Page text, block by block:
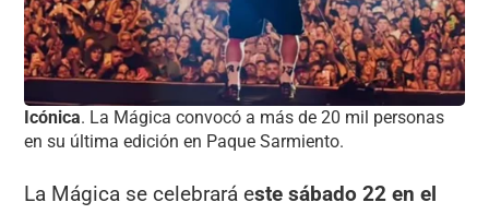
Icónica. La Mágica convocó a más de 20 mil personas
en su última edición en Paque Sarmiento.
La Mágica se celebrará este sábado 22 en el